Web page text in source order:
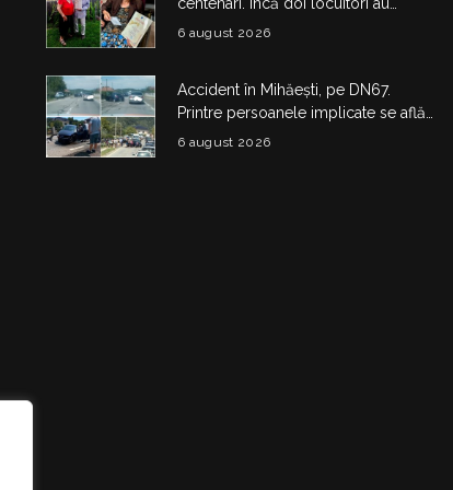
împlinit 100 de ani în doar câteva zile
6 august 2026
Accident în Mihăești, pe DN67.
Printre persoanele implicate se află
și doi copii
6 august 2026